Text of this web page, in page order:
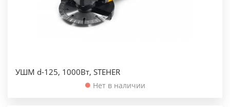
УШМ d-125, 1000Вт, STEHER
Нет в наличии